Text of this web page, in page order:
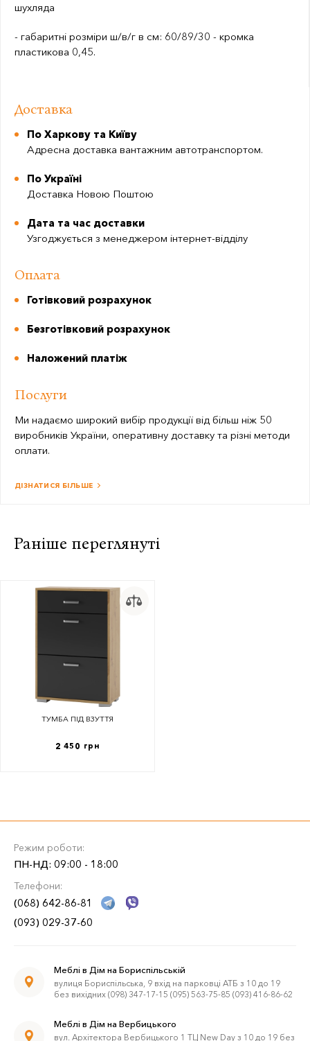
шухляда
- габаритні розміри ш/в/г в см: 60/89/30 - кромка
пластикова 0,45.
Доставка
По Харкову та Київу
Адресна доставка вантажним автотранспортом.
По Україні
Доставка Новою Поштою
Дата та час доставки
Узгоджується з менеджером інтернет-відділу
Оплата
Готівковий розрахунок
Безготівковий розрахунок
Наложений платіж
Послуги
Ми надаємо широкий вибір продукції від більш ніж 50
виробників України, оперативну доставку та різні методи
оплати.
ДІЗНАТИСЯ БІЛЬШЕ
Раніше переглянуті
ТУМБА ПІД ВЗУТТЯ
2 450 грн
Режим роботи:
ПН-НД: 09:00 - 18:00
Телефони:
(068) 642-86-81
(093) 029-37-60
Меблі в Дім на Бориспільській
вулиця Бориспільська, 9 вхід на парковці АТБ з 10 до 19
без вихідних (098) 347-17-15 (095) 563-75-85 (093) 416-86-62
Меблі в Дім на Вербицького
вул. Архітектора Вербицького 1 ТЦ New Day з 10 до 19 без